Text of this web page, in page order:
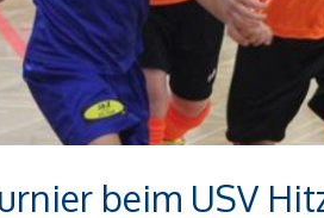
beim USV